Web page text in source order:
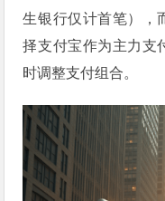
生银行仅计首笔），
择支付宝作为主力支
时调整支付组合。